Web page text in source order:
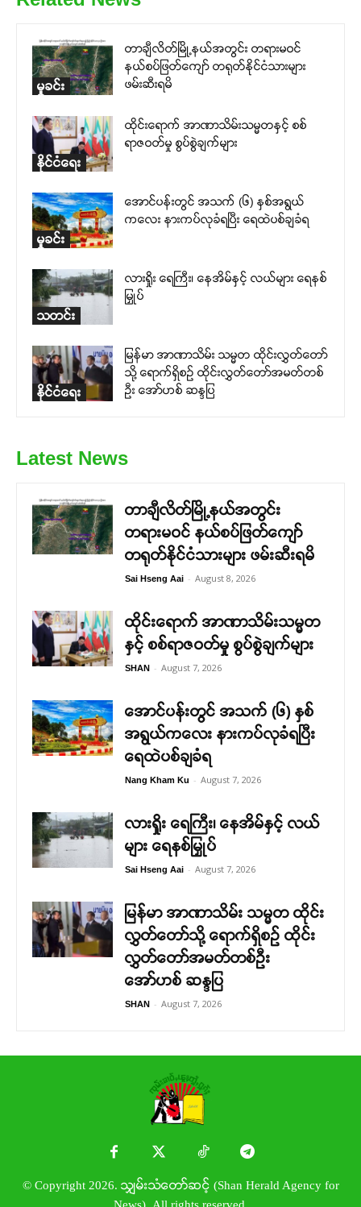
မှုခင်း
တာချီလိတ်မြို့နယ်အတွင်း တရားမဝင်
နယ်စပ်ဖြတ်ကျော် တရုတ်နိုင်ငံသားများ
ဖမ်းဆီးရမိ
နိုင်ငံရေး
ထိုင်းရောက် အာဏာသိမ်းသမ္မတနှင့် စစ်
ရာဇဝတ်မှု စွပ်စွဲချက်များ
မှုခင်း
အောင်ပန်းတွင် အသက် (၆) နှစ်အရွယ်
ကလေး နားကပ်လုခံရပြီး ရေထဲပစ်ချခံရ
သတင်း
လားရှိုး ရေကြီး၊ နေအိမ်နှင့် လယ်များ ရေနစ်
မြှုပ်
နိုင်ငံရေး
မြန်မာ အာဏာသိမ်း သမ္မတ ထိုင်းလွှတ်တော်
သို့ ရောက်ရှိစဉ် ထိုင်းလွှတ်တော်အမတ်တစ်
ဦး အော်ဟစ် ဆန္ဒပြ
Latest News
တာချီလိတ်မြို့နယ်အတွင်း
တရားမဝင် နယ်စပ်ဖြတ်ကျော်
တရုတ်နိုင်ငံသားများ ဖမ်းဆီးရမိ
Sai Hseng Aai - August 8, 2026
ထိုင်းရောက် အာဏာသိမ်းသမ္မတ
နှင့် စစ်ရာဇဝတ်မှု စွပ်စွဲချက်များ
SHAN - August 7, 2026
အောင်ပန်းတွင် အသက် (၆) နှစ်
အရွယ်ကလေး နားကပ်လုခံရပြီး
ရေထဲပစ်ချခံရ
Nang Kham Ku - August 7, 2026
လားရှိုး ရေကြီး၊ နေအိမ်နှင့် လယ်
များ ရေနစ်မြှုပ်
Sai Hseng Aai - August 7, 2026
မြန်မာ အာဏာသိမ်း သမ္မတ ထိုင်း
လွှတ်တော်သို့ ရောက်ရှိစဉ် ထိုင်း
လွှတ်တော်အမတ်တစ်ဦး
အော်ဟစ် ဆန္ဒပြ
SHAN - August 7, 2026
© Copyright 2026. သျှမ်းသံတော်ဆင့် (Shan Herald Agency for
News). All rights reserved.